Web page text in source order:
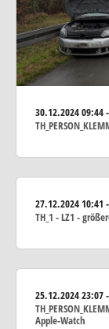
30.12.202409:44
27.12.202410:41
TH_1 - LZ1 -
25.12.202423:07
Apple-Watch